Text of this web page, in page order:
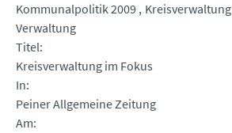
Kommunalpolitik 2009 Kreisverwaltung
Verwaltung
Titel
Kreisverwaltung im Fokus
In
Peiner Allgemeine Zeitung
Am